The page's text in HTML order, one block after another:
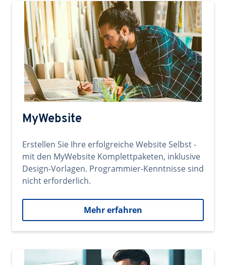
MyWebsite
Erstellen Sie Ihre erfolgreiche Website Selbst -
mit den MyWebsite Komplettpaketen, inklusive
Design-Vorlagen. Programmier-Kenntnisse sind
nicht erforderlich.
Mehr erfahren